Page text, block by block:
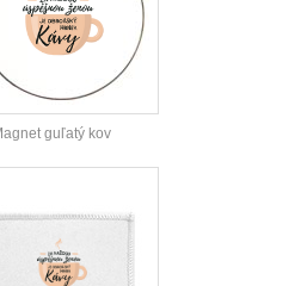
guľatý kov